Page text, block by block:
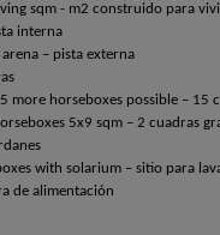
sqm - m2 construido para
interna
– pista externa
horseboxes possible – 15
5x9 sqm – 2 cuadras
with solarium – sitio para
de alimentación